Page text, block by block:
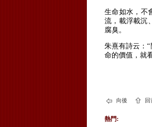
生命如水，不
流，載浮載沉
腐臭。
朱熹有詩云：
命的價值，就
向後 回
熱門: